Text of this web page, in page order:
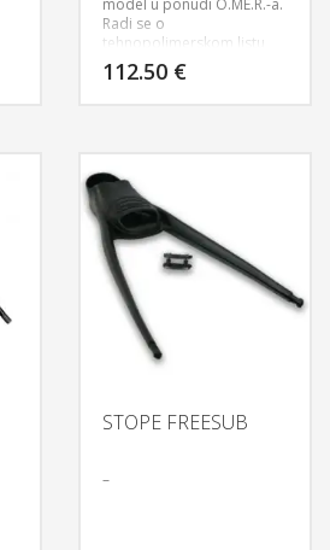
Radi se o
tehnopolimerskom listu
koji je svinut pod kutom od
22 stupnja što omogućava
112.50 €
STOPE FREESUB
–